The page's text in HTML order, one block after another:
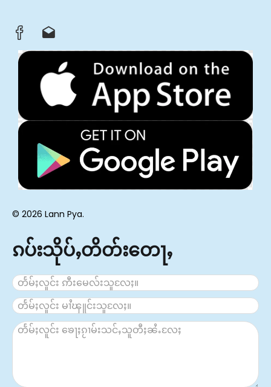
© 2026 Lann Pya.
ၵပ်းသိုပ်ႇတိတ်းတေႃႇ